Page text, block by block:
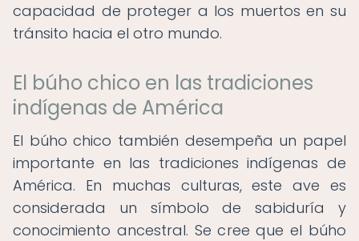
capacidad de proteger a los muertos en su
tránsito hacia el otro mundo.
El búho chico en las tradiciones
indígenas de América
El búho chico también desempeña un papel
importante en las tradiciones indígenas de
América. En muchas culturas, este ave es
considerada un símbolo de sabiduría y
conocimiento ancestral. Se cree que el búho